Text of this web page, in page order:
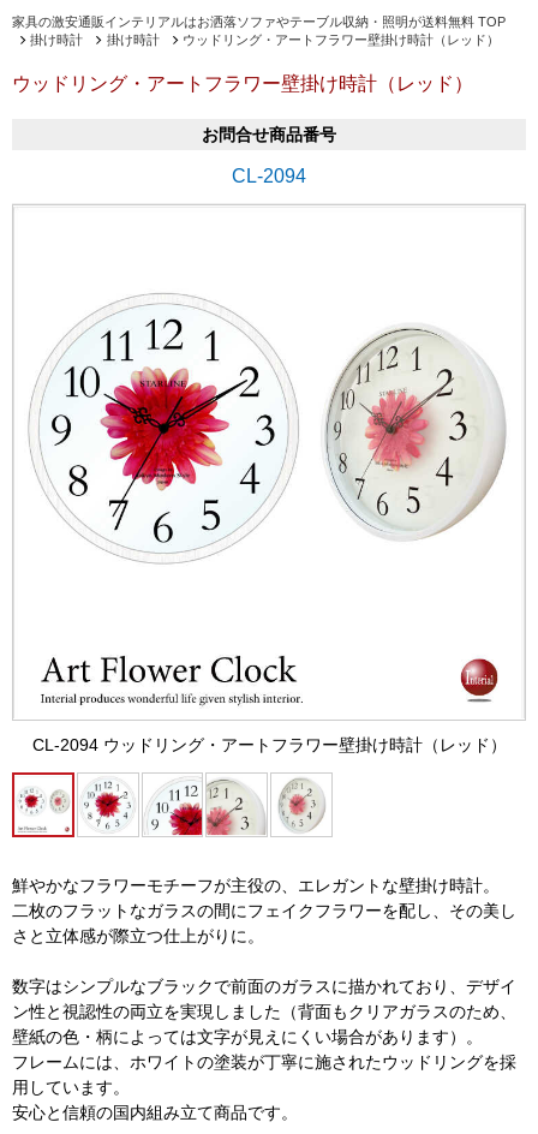
家具の激安通販インテリアルはお洒落ソファやテーブル収納・照明が送料無料 TOP
掛け時計
掛け時計 ウッドリング・アートフラワー壁掛け時計（レッド）
ウッドリング・アートフラワー壁掛け時計（レッド）
お問合せ商品番号
CL-2094
CL-2094 ウッドリング・アートフラワー壁掛け時計（レッド）
鮮やかなフラワーモチーフが主役の、エレガントな壁掛け時計。
二枚のフラットなガラスの間にフェイクフラワーを配し、その美し
さと立体感が際立つ仕上がりに。
数字はシンプルなブラックで前面のガラスに描かれており、デザイ
ン性と視認性の両立を実現しました（背面もクリアガラスのため、
壁紙の色・柄によっては文字が見えにくい場合があります）。
フレームには、ホワイトの塗装が丁寧に施されたウッドリングを採
用しています。
安心と信頼の国内組み立て商品です。